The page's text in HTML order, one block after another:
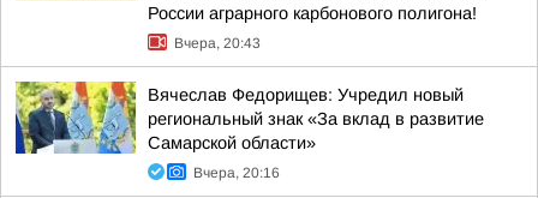
России аграрного карбонового полигона!
Вчера, 20:43
Вячеслав Федорищев: Учредил новый
региональный знак «За вклад в развитие
Самарской области»
Вчера, 20:16